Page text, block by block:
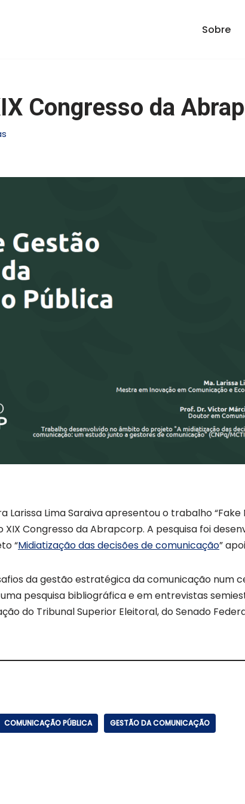
Sobre
Congresso da
Larissa Lima Saraiva apresentou o trabalho
Congresso da Abrapcorp. A pesquisa foi
“Midiatização das decisões de comunicação”
da gestão estratégica da comunicação num
pesquisa bibliográfica e em entrevistas
do Tribunal Superior Eleitoral, do Senado
COMUNICAÇÃO PÚBLICA GESTÃO DA COMUNICAÇÃO